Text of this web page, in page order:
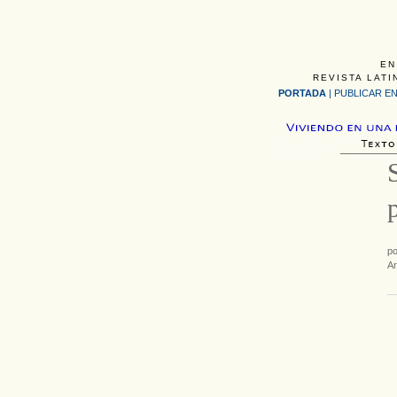
REVISTA
PORTADA | PUBLICAR